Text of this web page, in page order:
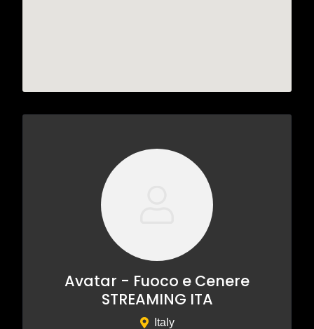
Avatar - Fuoco e Cenere
STREAMING ITA
Italy